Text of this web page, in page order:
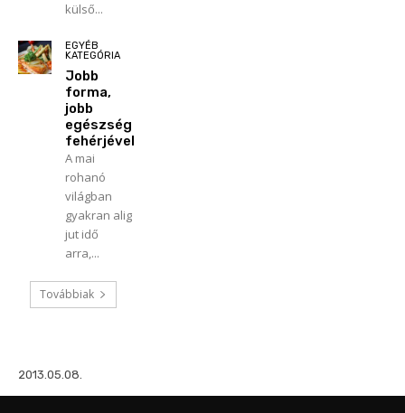
külső...
EGYÉB
KATEGÓRIA
Jobb
forma,
jobb
egészség
fehérjével
A mai
rohanó
világban
gyakran alig
jut idő
arra,...
Továbbiak
2013.05.08.